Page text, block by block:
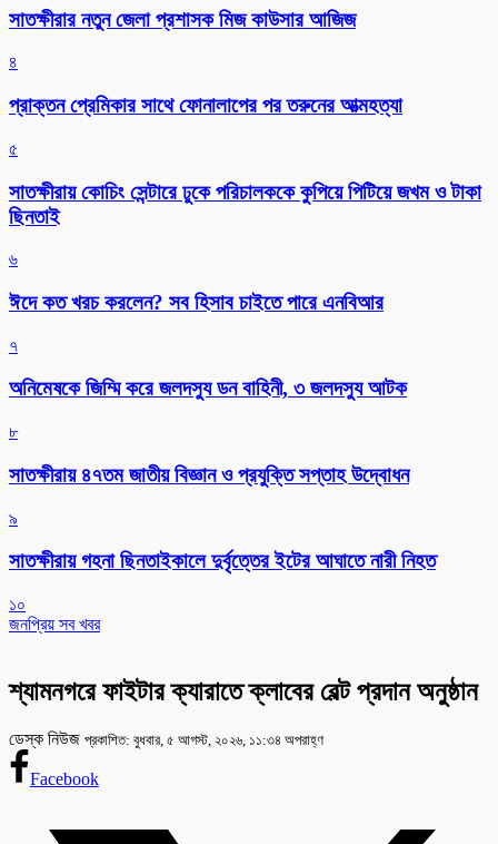
সাতক্ষীরার নতুন জেলা প্রশাসক মিজ কাউসার আজিজ
৪
প্রাক্তন প্রেমিকার সাথে ফোনালাপের পর তরুনের আত্মহত্যা
৫
সাতক্ষীরায় কোচিং সেন্টারে ঢুকে পরিচালককে কুপিয়ে পিটিয়ে জখম ও টাকা
ছিনতাই
৬
ঈদে কত খরচ করলেন? সব হিসাব চাইতে পারে এনবিআর
৭
অনিমেষকে জিম্মি করে জলদস্যু ডন বাহিনী, ৩ জলদস্যু আটক
৮
সাতক্ষীরায় ৪৭তম জাতীয় বিজ্ঞান ও প্রযুক্তি সপ্তাহ উদ্বোধন
৯
সাতক্ষীরায় গহনা ছিনতাইকালে দুর্বৃত্তের ইটের আঘাতে নারী নিহত
১০
জনপ্রিয় সব খবর
শ্যামনগরে ফাইটার ক্যারাতে ক্লাবের বেল্ট প্রদান অনুষ্ঠান
ডেস্ক নিউজ প্রকাশিত: বুধবার, ৫ আগস্ট, ২০২৬, ১১:৩৪ অপরাহ্ণ
Facebook